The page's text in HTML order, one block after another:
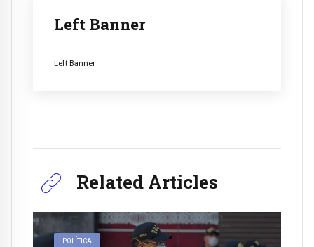
Left Banner
Left Banner
Related Articles
POLÍTICA